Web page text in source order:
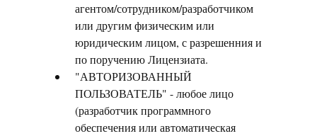
агентом/сотрудником/разработчиком
или другим физическим или
юридическим лицом, с разрешенния и
по поручению Лицензиата.
"АВТОРИЗОВАННЫЙ
ПОЛЬЗОВАТЕЛЬ" - любое лицо
(разработчик программного
обеспечения или автоматическая